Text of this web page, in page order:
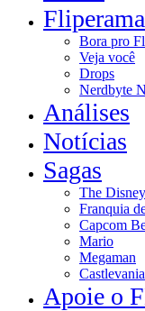
Bora pro
Veja você
Drops
Nerdbyte
Análises
Notícias
Sagas
The
Franquia
Capcom
Mario
Megaman
Castlevania
Apoie o